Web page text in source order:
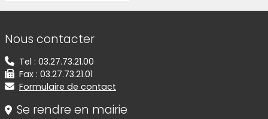
Informations de contact
Nous contacter
Tel : 03.27.73.21.00
Fax : 03.27.73.21.01
Formulaire de contact
Se rendre en mairie